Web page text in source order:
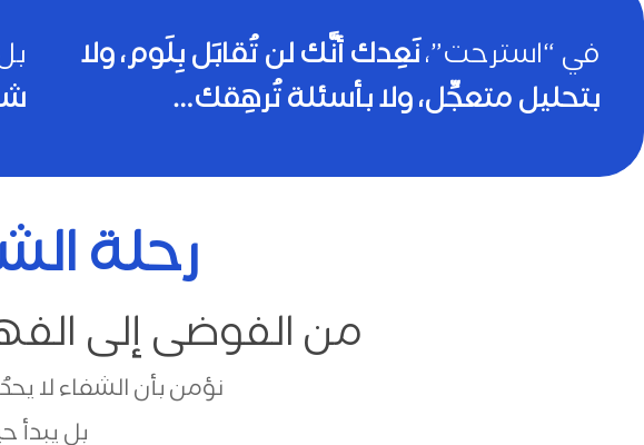
في “استرحت”، نَعِدك أنَّك لن تُقابَل بِلَوم، ولا
بتحليل متعجِّل، ولا بأسئلة تُرهِقك…
رحلة
من الفوضى إلى
نؤمن بأن الشفاء لا
بل يبدأ